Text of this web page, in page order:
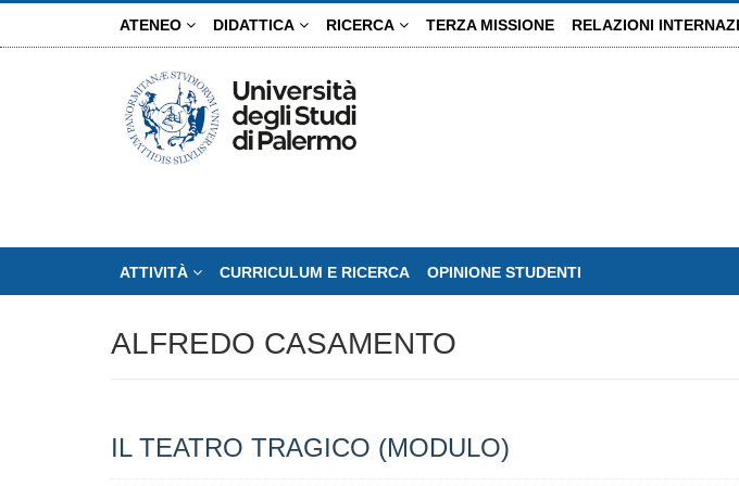
ATENEO DIDATTICA RICERCA TERZA MISSIONE RELAZIONI
ATTIVITÀ CURRICULUM E RICERCA OPINIONE STUDENTI
ALFREDO CASAMENTO
IL TEATRO TRAGICO (MODULO)